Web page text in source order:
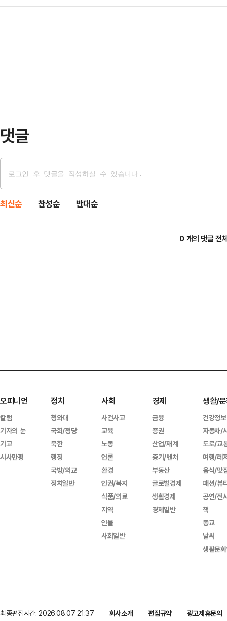
킥보드 뒤에 타고 있던 B…
성형 시술에 사용한 사실을 뒤늦게
은 뒤 결혼한 30대 여성이 남편의
댓글
최신순 찬성순 반대순
0 개의 댓글 전
오피니언
칼럼
기자의 눈
기고
시사만평
정치
청와대
국회/정당
북한
행정
국방/외교
정치일반
사회
사건사고
교육
노동
언론
환경
인권/복지
식품/의료
지역
인물
사회일반
경제
금융
증권
산업/재계
중기/벤처
부동산
글로벌경제
생활경제
경제일반
생활/
건강정보
자동차/
도로/교
여행/레
음식/맛
패션/뷰
공연/전
책
종교
날씨
생활문
최종편집시간: 2026.08.07 21:37 회사소개 편집규약
광고제휴문의